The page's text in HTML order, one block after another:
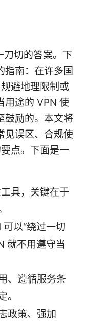
切的答案。下
指南：在许多国
避地理限制或
用途的 VPN 使
鼓励的。本文将
见误区、合规使
点。下面是一
具，关键在于
以“绕过一切
就不用遵守当
、遵循服务条
。
政策、强加